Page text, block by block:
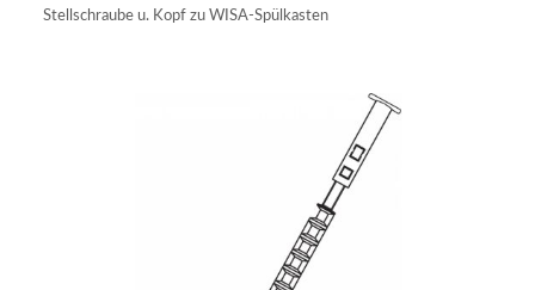
Stellschraube u. Kopf zu WISA-Spülkasten